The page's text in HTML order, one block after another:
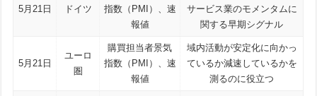
5月21日 ドイツ
指数（PMI）、速
報値
サービス業のモメンタムに
関する早期シグナル
5月21日
ユーロ
圏
購買担当者景気
指数（PMI）、速
報値
域内活動が安定化に向かっ
ているか減速しているかを
測るのに役立つ